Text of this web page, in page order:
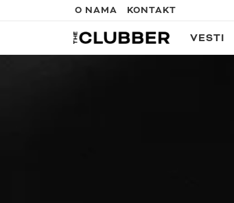
O NAMA KONTAKT
VESTI